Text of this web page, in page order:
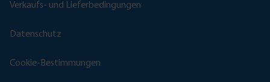
Verkaufs- und Lieferbedingungen
Datenschutz
Cookie-Bestimmungen